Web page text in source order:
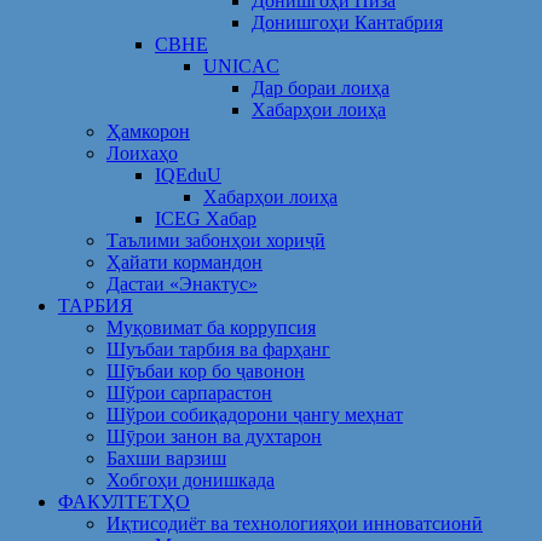
Донишгоҳи Кантабрия
CBHE
UNICAC
Дар бораи лоиҳа
Хабарҳои лоиҳа
Ҳамкорон
Лоихаҳо
IQEduU
Хабарҳои лоиҳа
ICEG Хабар
Таълими забонҳои хориҷӣ
Ҳайати кормандон
Дастаи «Энактус»
ТАРБИЯ
Муқовимат ба коррупсия
Шуъбаи тарбия ва фарҳанг
Шӯъбаи кор бо ҷавонон
Шўрои сарпарастон
Шўрои собиқадорони ҷангу меҳнат
Шӯрои занон ва духтарон
Бахши варзиш
Хобгоҳи донишкада
ФАКУЛТЕТҲО
Иқтисодиёт ва технологияҳои инноватсионӣ